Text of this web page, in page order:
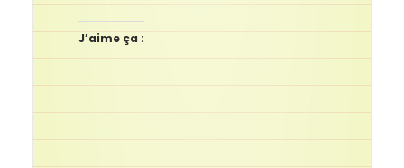
J’aime ça :